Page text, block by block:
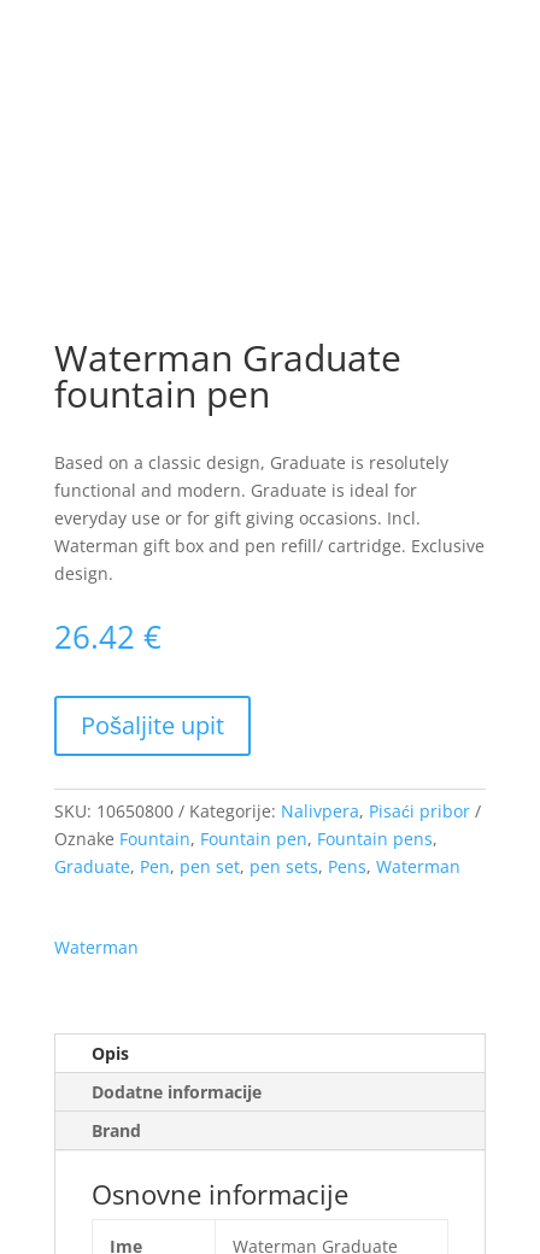
Waterman Graduate
fountain pen
Based on a classic design, Graduate is resolutely
functional and modern. Graduate is ideal for
everyday use or for gift giving occasions. Incl.
Waterman gift box and pen refill/ cartridge. Exclusive
design.
26.42 €
SKU: 10650800 Kategorije: Nalivpera, Pisaći pribor
Oznake Fountain, Fountain pen, Fountain pens,
Graduate, Pen, pen set, pen sets, Pens, Waterman
Waterman
Opis
Dodatne informacije
Brand
Osnovne informacije
Ime Waterman Graduate